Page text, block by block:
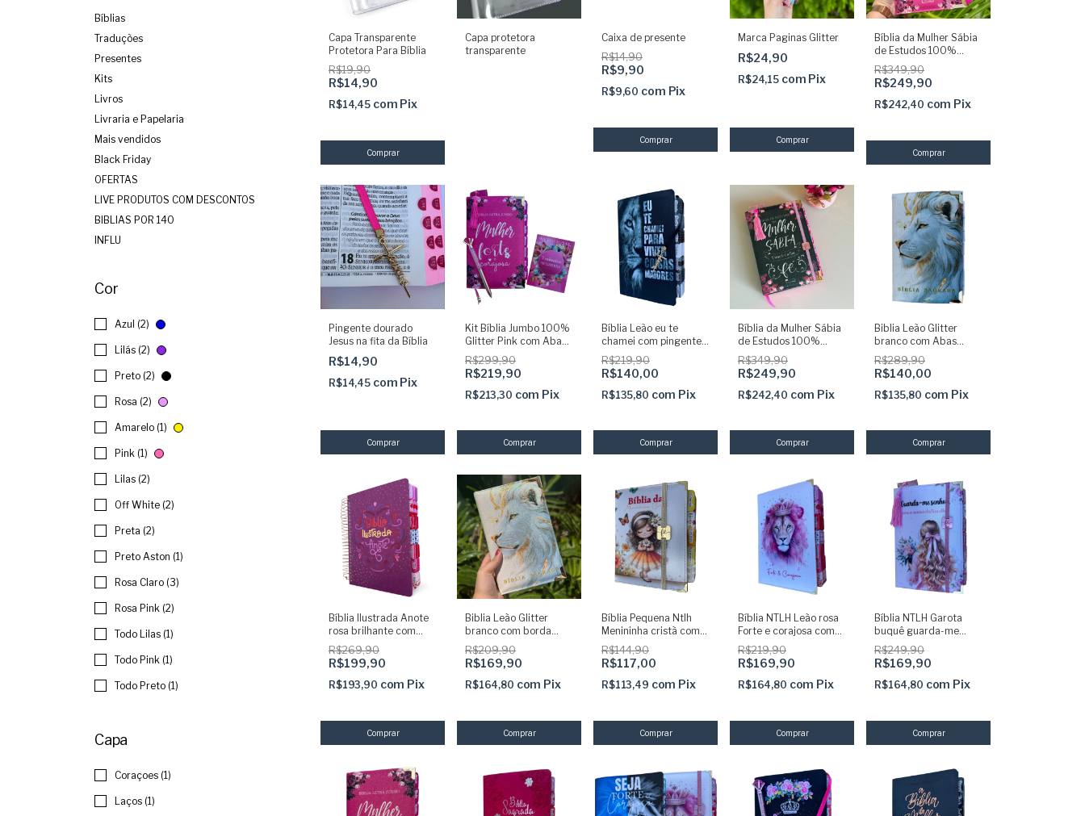
Bíblias
Traduções
Presentes
Kits
Livros
Livraria e Papelaria
Mais vendidos
Black Friday
OFERTAS
LIVE PRODUTOS COM DESCONTOS
BIBLIAS POR 140
INFLU
Cor
Azul (2)
Lilás (2)
Preto (2)
Rosa (2)
Amarelo (1)
Pink (1)
Lilas (2)
Off White (2)
Preta (2)
Preto Aston (1)
Rosa Claro (3)
Rosa Pink (2)
Todo Lilas (1)
Todo Pink (1)
Todo Preto (1)
Capa
Coraçoes (1)
Laços (1)
Capa Transparente
Protetora Para Bíblia
R$19,90
R$14,90
R$14,45 com Pix
Capa protetora
transparente
Caixa de presente
R$14,90
R$9,90
R$9,60 com Pix
Marca Paginas Glitter
R$24,90
R$24,15 com Pix
Comprar
Bíblia da Mulher Sábia
de Estudos 100%
Glitter Pink com Abas
adesivas + Elástico +
Marca páginas
R$349,90
R$249,90
R$242,40 com Pix
Pingente dourado
Jesus na fita da Bíblia
R$14,90
R$14,45 com Pix
Kit Bíblia Jumbo 100%
Glitter Pink com Abas
Adesivas e Pingente +
Caneta + Devocional +
Marca
R$299,90
R$219,90
R$213,30 com Pix
Bíblia Leão eu te
chamei com pingente e
abas adesivas já
coladas - ARC
R$219,90
R$140,00
R$135,80 com Pix
Bíblia da Mulher Sábia
de Estudos 100%
Glitter Preta com Abas
adesivas + Elástico +
Marca páginas
R$349,90
R$249,90
R$242,40 com Pix
Biblia Leão Glitter
branco com Abas
adesivas borda
dourada e Harpa
R$289,90
R$140,00
R$135,80 com Pix
Bíblia Ilustrada Anote
rosa brilhante com
abas adesivas coladas
R$269,90
R$199,90
R$193,90 com Pix
Biblia Leão Glitter
branco com borda
Dourada ARC com
Harpa
R$209,90
R$169,90
R$164,80 com Pix
Bíblia Pequena Ntlh
Menininha cristã com
Abas coladas Capa
dura acolchoada +
elástico dourado
R$144,90
R$117,00
R$113,49 com Pix
Bíblia NTLH Leão rosa
Forte e corajosa com
abas adesivas pink
coladas
R$219,90
R$169,90
R$164,80 com Pix
Bíblia NTLH Garota
buquê guarda-me
Senhor com Abas
Adesivas Capa dura
acolchoada + elastico
+ marca paginas glitter
R$249,90
R$169,90
R$164,80 com Pix